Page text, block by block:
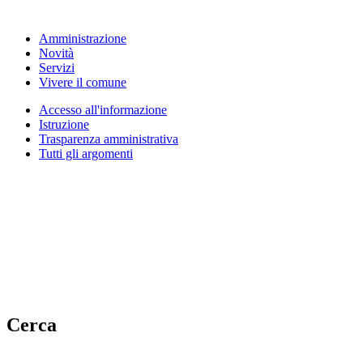
Amministrazione
Novità
Servizi
Vivere il comune
Accesso all'informazione
Istruzione
Trasparenza amministrativa
Tutti gli argomenti
Cerca